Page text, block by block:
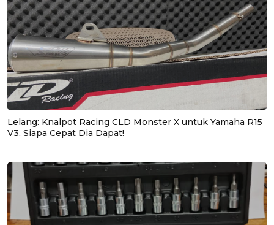
Lelang: Knalpot Racing CLD Monster X untuk Yamaha R15
V3, Siapa Cepat Dia Dapat!